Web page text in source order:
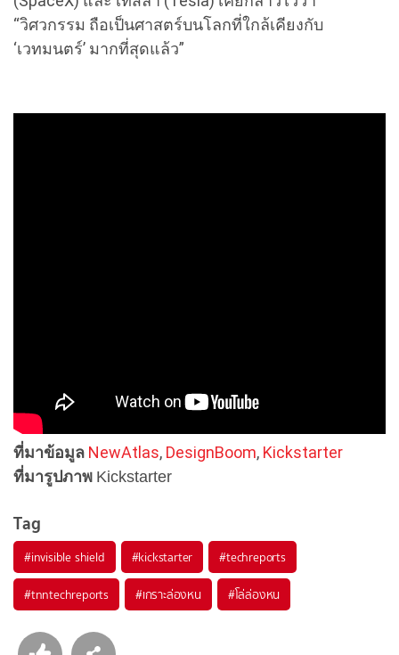
“วิศวกรรม ถือเป็นศาสตร์บนโลกที่ใกล้เคียงกับ
‘เวทมนตร์’ มากที่สุดแล้ว”
ที่มาข้อมูล NewAtlas, DesignBoom, Kickstarter
ที่มารูปภาพ Kickstarter
Tag
#invisible shield #kickstarter #techreports
#tnntechreports #เกราะล่องหน #โล่ล่องหน